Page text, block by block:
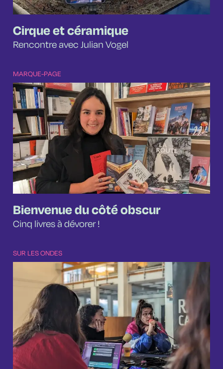
Cirque et céramique
Rencontre avec Julian Vogel
MARQUE-PAGE
Bienvenue du côté obscur
Cinq livres à dévorer !
SUR LES ONDES